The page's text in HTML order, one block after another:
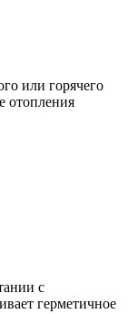
или горячего
отопления
с
герметичное